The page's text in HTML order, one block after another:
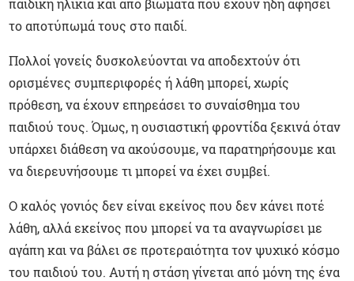
παιδική ηλικία και από βιώματα που έχουν ήδη αφήσει
το αποτύπωμά τους στο παιδί.
Πολλοί γονείς δυσκολεύονται να αποδεχτούν ότι
ορισμένες συμπεριφορές ή λάθη μπορεί, χωρίς
πρόθεση, να έχουν επηρεάσει το συναίσθημα του
παιδιού τους. Όμως, η ουσιαστική φροντίδα ξεκινά όταν
υπάρχει διάθεση να ακούσουμε, να παρατηρήσουμε και
να διερευνήσουμε τι μπορεί να έχει συμβεί.
Ο καλός γονιός δεν είναι εκείνος που δεν κάνει ποτέ
λάθη, αλλά εκείνος που μπορεί να τα αναγνωρίσει με
αγάπη και να βάλει σε προτεραιότητα τον ψυχικό κόσμο
του παιδιού του. Αυτή η στάση γίνεται από μόνη της ένα